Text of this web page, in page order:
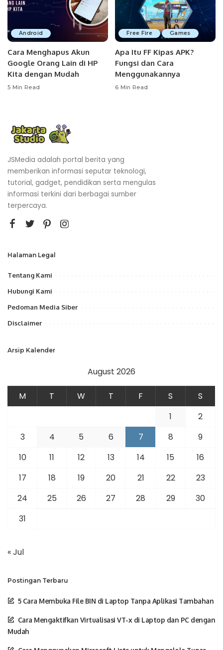
Android
Cara Menghapus Akun
Google Orang Lain di HP
Kita dengan Mudah
5 Min Read
Free Fire Games
Apa Itu FF Kipas APK?
Fungsi dan Cara
Menggunakannya
6 Min Read
JSMedia adalah portal berita yang
memberikan informasi seputar teknologi,
tutorial, gadget, pendidikan serta mengulas
informasi terkini dari berbagai sumber
terpercaya.
Halaman Legal
Tentang Kami
Hubungi Kami
Pedoman Media Siber
Disclaimer
Arsip Kalender
August 2026
M T W T F S
S
1
2
3
4 5 6 7 8
9
10
11 12 13 14 15
16
17
18 19 20 21 22
23
24
25 26 27 28 29
30
31
« Jul
Postingan Terbaru
5 Cara Membuka File BIN di Laptop Tanpa Aplikasi Tambahan
Cara Mengaktifkan Virtualisasi VT-x di Laptop dan PC dengan
Mudah